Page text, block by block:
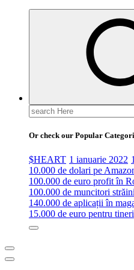
Search
for:
Or check our Popular
$HEART 1 ianuarie 2022
10.000 de dolari pe
100.000 de euro profit în
100.000 de muncitori străini
140.000 de aplicații în
15.000 de euro pentru tineri